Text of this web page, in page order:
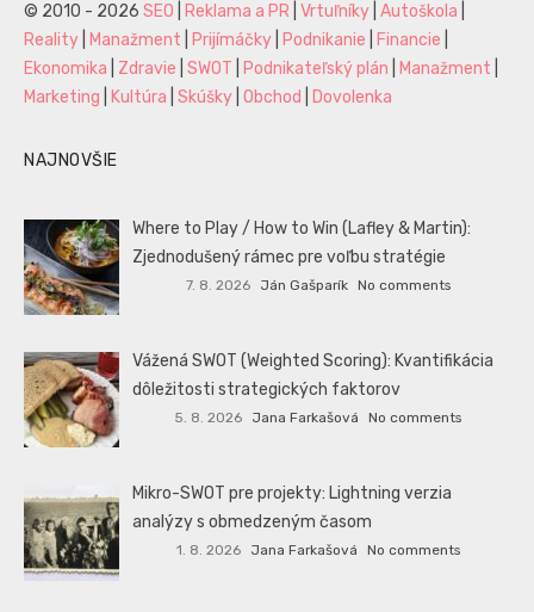
© 2010 - 2026 SEO Reklama a PR Vrtuľníky Autoškola
Reality
Manažment Prijímáčky Podnikanie Financie
Ekonomika
Zdravie SWOT Podnikateľský plán Manažment
Marketing
Kultúra Skúšky Obchod Dovolenka
NAJNOVŠIE
Where to Play / How to Win (Lafley & Martin):
Zjednodušený rámec pre voľbu stratégie
7. 8. 2026 Ján Gašparík No comments
Vážená SWOT (Weighted Scoring): Kvantifikácia
dôležitosti strategických faktorov
5. 8. 2026 Jana Farkašová No comments
Mikro-SWOT pre projekty: Lightning verzia
analýzy s obmedzeným časom
1. 8. 2026 Jana Farkašová No comments